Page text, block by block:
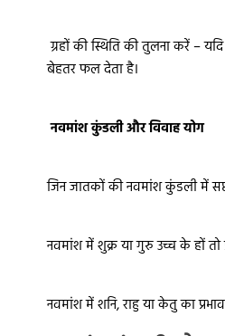
ग्रहों की स्थिति की तुलना करें –
बेहतर फल देता है।
नवमांश कुंडली और विवाह योग
जिन जातकों की नवमांश कुंडली में
नवमांश में शुक्र या गुरु उच्च के हों
नवमांश में शनि, राहु या केतु का